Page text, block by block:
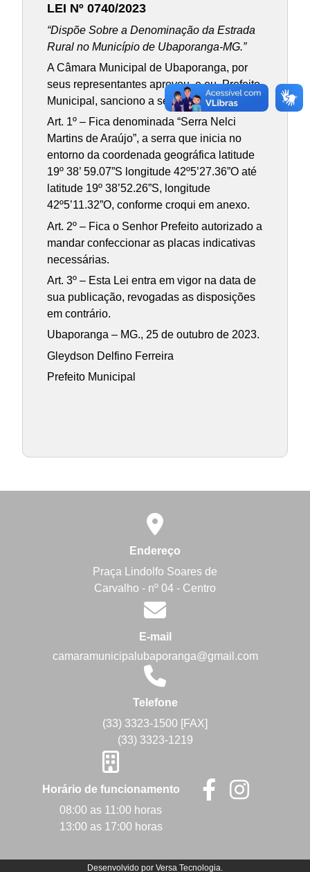
LEI Nº 0740/2023
“Dispõe Sobre a Denominação da Estrada
Rural no Município de Ubaporanga-MG.”
A Câmara Municipal de Ubaporanga, por
seus representantes aprovou, e eu, Prefeito
Municipal, sanciono a seguinte Lei:
Art. 1º – Fica denominada “Serra Nelci
Martins de Araújo”, a serra que inicia no
entorno da coordenada geográfica latitude
19º 38’ 59.07”S longitude 42º5’27.36”O até
latitude 19º 38’52.26”S, longitude
42º5’11.32”O, conforme croqui em anexo.
Art. 2º – Fica o Senhor Prefeito autorizado a
mandar confeccionar as placas indicativas
necessárias.
Art. 3º – Esta Lei entra em vigor na data de
sua publicação, revogadas as disposições
em contrário.
Ubaporanga – MG., 25 de outubro de 2023.
Gleydson Delfino Ferreira
Prefeito Municipal
Endereço
Praça Lindolfo Soares de
Carvalho - nº 04 - Centro
E-mail
camaramunicipalubaporanga@gmail.com
Telefone
(33) 3323-1500 [FAX]
(33) 3323-1219
Horário de funcionamento
08:00 as 11:00 horas
13:00 as 17:00 horas
Desenvolvido por Versa Tecnologia.